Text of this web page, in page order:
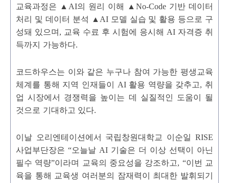
교육과정은 ▲AI의 원리 이해 ▲No-Code 기반 데이터
처리 및 데이터 분석
▲AI 모델 실습 및 활용 등으로 구
성돼 있으며 , 교육 수료 후 시험에 응시해 AI 자격증 취
득까지 가능하다.
코드하우스는 이와 같은 누구나 참여 가능한 평생교육
체계를 통해 지역 인재들이 AI 활용 역량을 갖추고, 취
업 시장에서 경쟁력을 높이는 데 실질적인 도움이 될
것으로 기대하고 있다.
이날 오리엔테이션에서 국립창원대학교 이순일 RISE
사업부단장은 “오늘날 AI 기술은 더 이상 선택이 아닌
필수 역량”이라며 교육의 중요성을 강조하고, “이번 교
육을 통해 교육생 여러분의 잠재력이 최대한 발휘되기